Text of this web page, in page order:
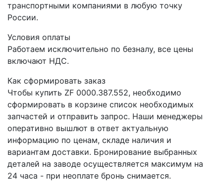
транспортными компаниями в любую точку
России.
Условия оплаты
Работаем исключительно по безналу, все цены
включают НДС.
Как сформировать заказ
Чтобы купить ZF 0000.387.552, необходимо
сформировать в корзине список необходимых
запчастей и отправить запрос. Наши менеджеры
оперативно вышлют в ответ актуальную
информацию по ценам, складе наличия и
вариантам доставки. Бронирование выбранных
деталей на заводе осуществляется максимум на
24 часа - при неоплате бронь снимается.